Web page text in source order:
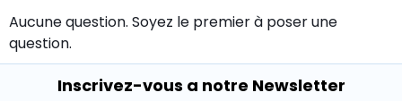
Aucune question. Soyez le premier à poser une
question.
Inscrivez-vous a notre Newsletter